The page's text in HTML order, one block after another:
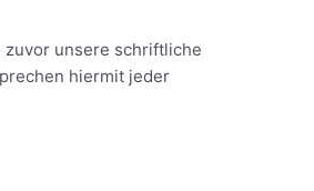
zuvor unsere schriftliche
hiermit jeder